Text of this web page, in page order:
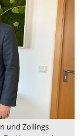
und Zollings